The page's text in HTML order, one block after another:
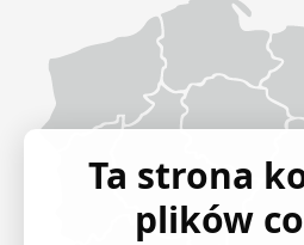
Ta strona
plików